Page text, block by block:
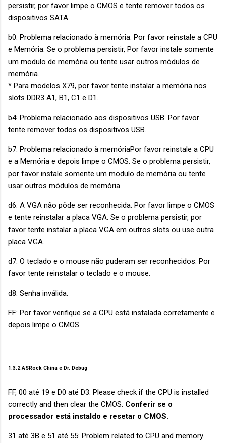
persistir, por favor limpe o CMOS e tente remover todos os
dispositivos SATA.
b0: Problema relacionado à memória. Por favor reinstale a CPU
e Memória. Se o problema persistir, Por favor instale somente
um modulo de memória ou tente usar outros módulos de
memória.
* Para modelos X79, por favor tente instalar a memória nos
slots DDR3 A1, B1, C1 e D1.
b4: Problema relacionado aos dispositivos USB. Por favor
tente remover todos os dispositivos USB.
b7: Problema relacionado à memóriaPor favor reinstale a CPU
e a Memória e depois limpe o CMOS. Se o problema persistir,
por favor instale somente um modulo de memória ou tente
usar outros módulos de memória.
d6: A VGA não pôde ser reconhecida. Por favor limpe o CMOS
e tente reinstalar a placa VGA. Se o problema persistir, por
favor tente instalar a placa VGA em outros slots ou use outra
placa VGA.
d7: O teclado e o mouse não puderam ser reconhecidos. Por
favor tente reinstalar o teclado e o mouse.
d8: Senha inválida.
FF: Por favor verifique se a CPU está instalada corretamente e
depois limpe o CMOS.
1.3.2 ASRock China e Dr. Debug
FF, 00 até 19 e D0 até D3: Please check if the CPU is installed
correctly and then clear the CMOS. Conferir se o
processador está instaldo e resetar o CMOS.
31 até 3B e 51 até 55: Problem related to CPU and memory.